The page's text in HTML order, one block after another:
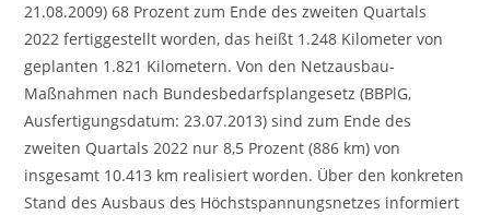
21.08.2009) 68 Prozent zum Ende des zweiten Quartals
2022 fertiggestellt worden, das heißt 1.248 Kilometer von
geplanten 1.821 Kilometern. Von den Netzausbau-
Maßnahmen nach Bundesbedarfsplangesetz (BBPlG,
Ausfertigungsdatum: 23.07.2013) sind zum Ende des
zweiten Quartals 2022 nur 8,5 Prozent (886 km) von
insgesamt 10.413 km realisiert worden. Über den konkreten
Stand des Ausbaus des Höchstspannungsnetzes informiert